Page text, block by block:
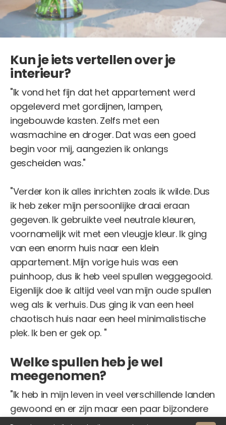
Kun je iets vertellen over je
interieur?
"Ik vond het fijn dat het appartement werd
opgeleverd met gordijnen, lampen,
ingebouwde kasten. Zelfs met een
wasmachine en droger. Dat was een goed
begin voor mij, aangezien ik onlangs
gescheiden was."
"Verder kon ik alles inrichten zoals ik wilde. Dus
ik heb zeker mijn persoonlijke draai eraan
gegeven. Ik gebruikte veel neutrale kleuren,
voornamelijk wit met een vleugje kleur. Ik ging
van een enorm huis naar een klein
appartement. Mijn vorige huis was een
puinhoop, dus ik heb veel spullen weggegooid.
Eigenlijk doe ik altijd veel van mijn oude spullen
weg als ik verhuis. Dus ging ik van een heel
chaotisch huis naar een heel minimalistische
plek. Ik ben er gek op. "
Welke spullen heb je wel
meegenomen?
"Ik heb in mijn leven in veel verschillende landen
gewoond en er zijn maar een paar bijzondere